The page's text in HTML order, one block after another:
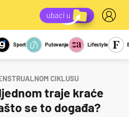
Kviz
Report
Sport Putovanja Lifestyle
CIKLUSU
traje kraće
se to događa?